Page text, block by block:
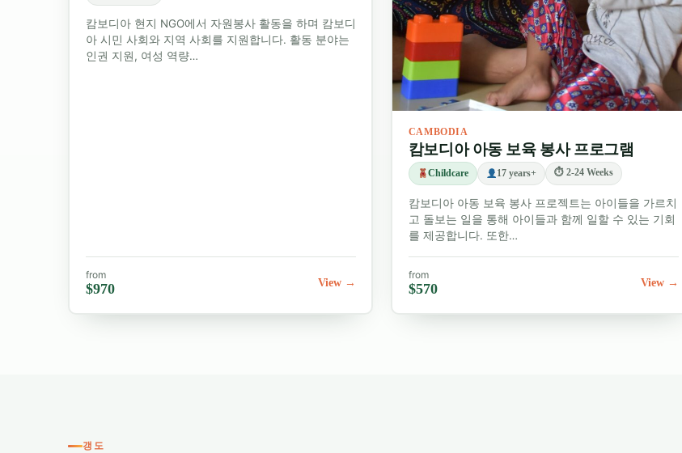
앙코르와트: 시엠립에 있는 유네스코 세계문화유산인 앙코르와트를 방문하여 고대 첨탑 위로 떠오르는
일출을 감상하세요.
수도의 왕궁, 강변 산책로, 그리고 킬링필드와 뚜올슬렝 박물관과 같은 중요한 역사 유적지를 둘
한적한 강변 마을, 후추 농장, 해안가 해산물 맛집을 만나보세요.
물 위에서의 삶에 대해 알아보고 독특한 수상 가옥 마을들을 둘러보는 보트 투
많은 자원봉사자들이 주말을 이용하여 캄보디아와 인근 지역을 탐험합니다. 시아누크빌의 해변이나 인근
섬으로 여행을 계획하거나, 태국이나 베트남으로 국경을 넘어 모험을 떠나보세요. 저희 팀은 가이드 투어,
정글 트레킹, 문화 체험 여행 예약도 도와드립니다.
캄보디아를 탐험하며 의미 있는 변화를 만들어볼 준비가 되셨나요?
캄보디아 현지 NGO에서 자원봉사 활동을 하며 캄보디
아 시민 사회와 지역 사회를 지원합니다. 활동 분야는
인권 지원, 여성 역량…
from
$970 View →
CAMBODIA
캄보디아 아동 보육 봉사 프로그램
Childcare 17 years+ ⏱ 2-24 Weeks
캄보디아 아동 보육 봉사 프로젝트는 아이들을 가르치
고 돌보는 일을 통해 아이들과 함께 일할 수 있는 기회
를 제공합니다. 또한…
from
$570 View →
갱도